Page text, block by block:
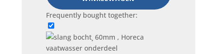
vaatwasser
onderdeel
aantal
Frequently bought together: